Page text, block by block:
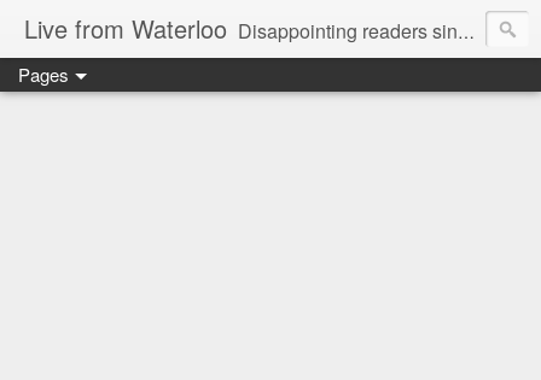
Live from Waterloo Disappointing readers since 2006
Pages